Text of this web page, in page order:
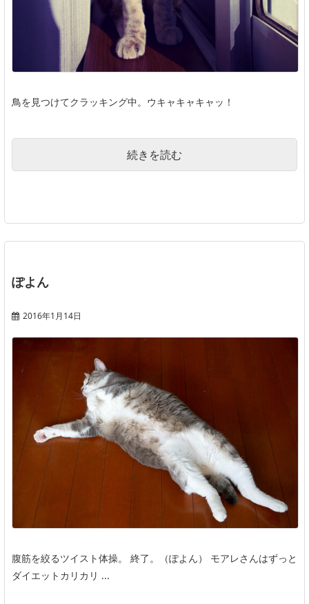
鳥を見つけてクラッキング中。ウキャキャキャッ！
続きを読む
ぽよん
2016年1月14日
腹筋を絞るツイスト体操。 終了。（ぽよん） モアレさんはずっと
ダイエットカリカリ ...